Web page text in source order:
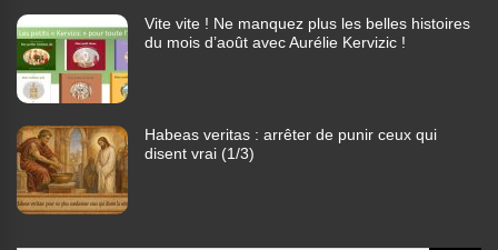
Vite vite ! Ne manquez plus les belles histoires
du mois d’août avec Aurélie Kervizic !
Habeas veritas : arrêter de punir ceux qui
disent vrai (1/3)